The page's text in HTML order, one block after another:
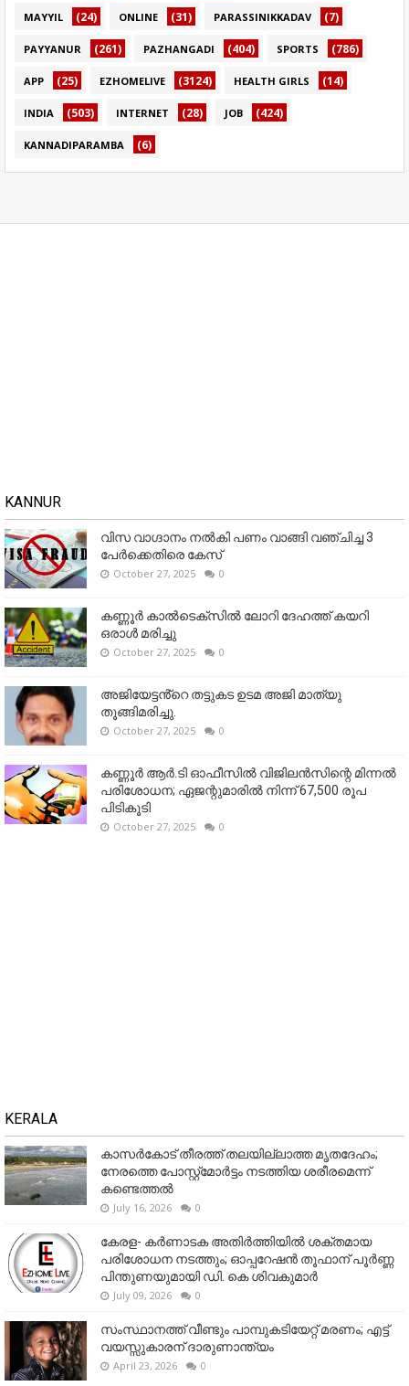
MAYYIL (24) ONLINE (31) PARASSINIKKADAV (7)
PAYYANUR (261) PAZHANGADI (404) SPORTS (786)
APP (25) EZHOMELIVE (3124) HEALTH GIRLS (14)
INDIA (503) INTERNET (28) JOB (424)
KANNADIPARAMBA (6)
KANNUR
വിസ വാഗ്ദാനം നൽകി പണം വാങ്ങി വഞ്ചിച്ച 3
പേർക്കെതിരെ കേസ്
October 27, 2025 0
കണ്ണൂര്‍ കാല്‍ടെക്‌സില്‍ ലോറി ദേഹത്ത് കയറി
ഒരാള്‍ മരിച്ചു
October 27, 2025 0
അജിയേട്ടൻ്റെ തട്ടുകട ഉടമ അജി മാത്യു
തൂങ്ങിമരിച്ചു.
October 27, 2025 0
കണ്ണൂര്‍ ആര്‍.ടി ഓഫീസില്‍ വിജിലൻസിന്റെ മിന്നല്‍
പരിശോധന; ഏജന്റുമാരില്‍ നിന്ന് 67,500 രൂപ
പിടികൂടി
October 27, 2025 0
KERALA
കാസർകോട് തീരത്ത് തലയില്ലാത്ത മൃതദേഹം;
നേരത്തെ പോസ്റ്റ്‌മോർട്ടം നടത്തിയ ശരീരമെന്ന്
കണ്ടെത്തൽ
July 16, 2026 0
കേരള- കർണാടക അതിർത്തിയിൽ ശക്തമായ
പരിശോധന നടത്തും; ഓപ്പറേഷൻ തൂഫാന് പൂർണ്ണ
പിന്തുണയുമായി ഡി. കെ ശിവകുമാർ
July 09, 2026 0
സംസ്ഥാനത്ത് വീണ്ടും പാമ്പുകടിയേറ്റ് മരണം; എട്ട്
വയസ്സുകാരന് ദാരുണാന്ത്യം
April 23, 2026 0